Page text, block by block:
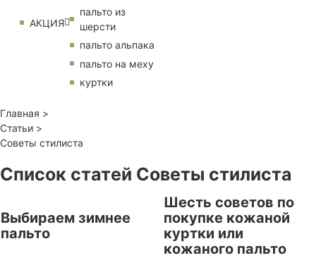
АКЦИЯ
пальто из
шерсти
пальто альпака
пальто на меху
куртки
Главная >
Статьи >
Советы стилиста
Список статей Советы стилиста
Выбираем зимнее
пальто
Шесть советов по
покупке кожаной
куртки или
кожаного пальто